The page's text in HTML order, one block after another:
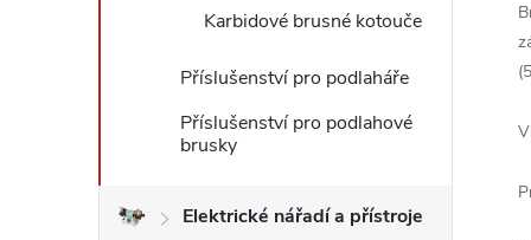
Karbidové brusné kotouče
Příslušenství pro podlaháře
Příslušenství pro podlahové
brusky
Elektrické nářadí a přístroje